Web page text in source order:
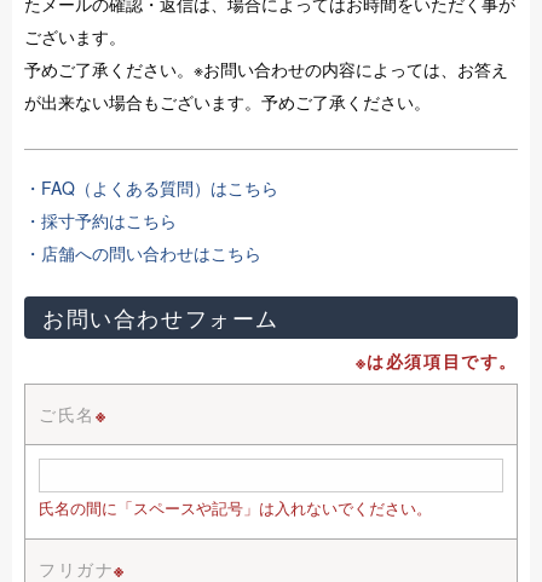
ございます。
予めご了承ください。※お問い合わせの内容によっては、お答え
が出来ない場合もございます。予めご了承ください。
・FAQ（よくある質問）はこちら
・採寸予約はこちら
・店舗への問い合わせはこちら
お問い合わせフォーム
※は必須項目です。
ご氏名 ※
氏名の間に「スペースや記号」は入れないでください。
フリガナ※